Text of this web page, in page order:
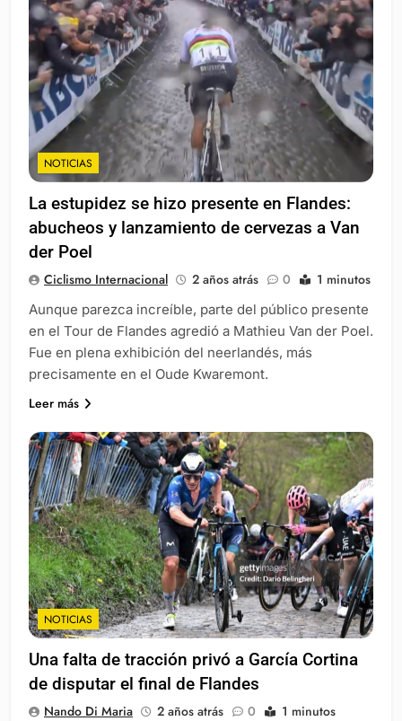
NOTICIAS
La estupidez se hizo presente en Flandes:
abucheos y lanzamiento de cervezas a Van
der Poel
Ciclismo Internacional 2 años atrás 0 1 minutos
Aunque parezca increíble, parte del público presente
en el Tour de Flandes agredió a Mathieu Van der Poel.
Fue en plena exhibición del neerlandés, más
precisamente en el Oude Kwaremont.
Leer más
NOTICIAS
Una falta de tracción privó a García Cortina
de disputar el final de Flandes
Nando Di Maria 2 años atrás 0 1 minutos